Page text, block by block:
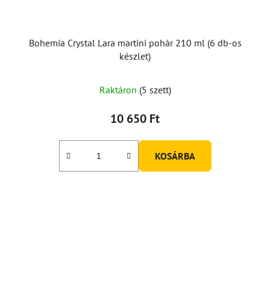
Bohemia Crystal Lara martini pohár 210 ml (6 db-os
készlet)
Raktáron (5 szett)
10 650 Ft
KOSÁRBA